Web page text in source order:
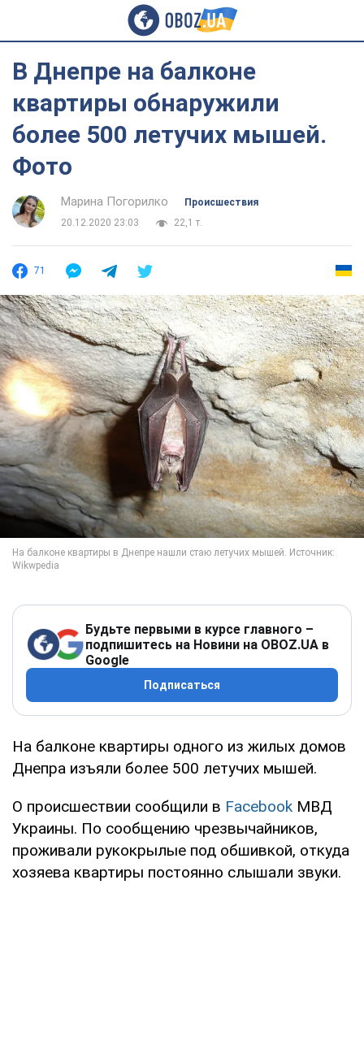
В Днепре на балконе
квартиры обнаружили
более 500 летучих мышей.
Фото
Марина Погорилко
Происшествия
20.12.2020 23:03
22,1 т.
71
Будьте первыми в курсе главного –
подпишитесь на Новини на OBOZ.UA в
Google
Подписаться
На балконе квартиры одного из жилых домов
Днепра изъяли более 500 летучих мышей.
О происшествии сообщили в Facebook МВД
Украины. По сообщению чрезвычайников,
проживали рукокрылые под обшивкой, откуда
хозяева квартиры постоянно слышали звуки.